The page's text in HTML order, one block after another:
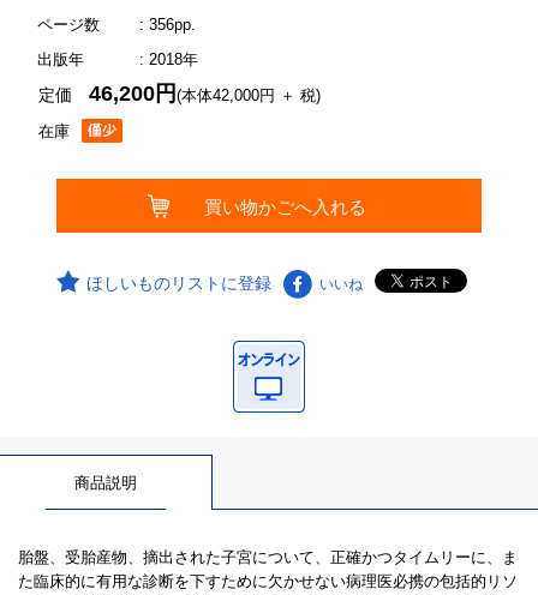
ページ数
: 356pp.
出版年
: 2018年
在庫
定価46,200円(本体42,000円 ＋ 税)
ほしいものリストに登録 いいね
商品説明
胎盤、受胎産物、摘出された子宮について、正確かつタイムリーに、ま
た臨床的に有用な診断を下すために欠かせない病理医必携の包括的リソ